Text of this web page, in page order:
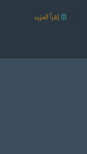
إقرأ المزيد